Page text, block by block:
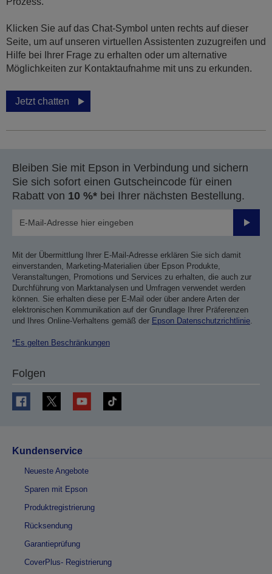
Klicken Sie auf das Chat-Symbol unten rechts auf dieser
Seite, um auf unseren virtuellen Assistenten zuzugreifen und
Hilfe bei Ihrer Frage zu erhalten oder um alternative
Möglichkeiten zur Kontaktaufnahme mit uns zu erkunden.
Jetzt chatten
Bleiben Sie mit Epson in Verbindung und sichern
Sie sich sofort einen Gutscheincode für einen
Rabatt von 10 %* bei Ihrer nächsten Bestellung.
Mit der Übermittlung Ihrer E-Mail-Adresse erklären Sie sich damit
einverstanden, Marketing-Materialien über Epson Produkte,
Veranstaltungen, Promotions und Services zu erhalten, die auch zur
Durchführung von Marktanalysen und Umfragen verwendet werden
können. Sie erhalten diese per E-Mail oder über andere Arten der
elektronischen Kommunikation auf der Grundlage Ihrer Präferenzen
und Ihres Online-Verhaltens gemäß der Epson Datenschutzrichtlinie.
*Es gelten Beschränkungen
Folgen
Kundenservice
Neueste Angebote
Sparen mit Epson
Produktregistrierung
Rücksendung
Garantieprüfung
CoverPlus- Registrierung